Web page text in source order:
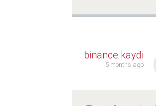
binance kaydi
5 months ago